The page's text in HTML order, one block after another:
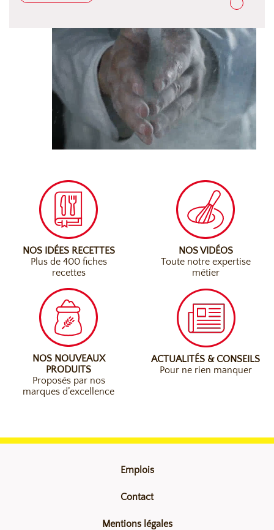
NOS IDÉES RECETTES
Plus de 400 fiches
recettes
NOS VIDÉOS
Toute notre expertise
métier
NOS NOUVEAUX
PRODUITS
Proposés par nos
marques d’excellence
ACTUALITÉS & CONSEILS
Pour ne rien manquer
Emplois
Contact
Mentions légales